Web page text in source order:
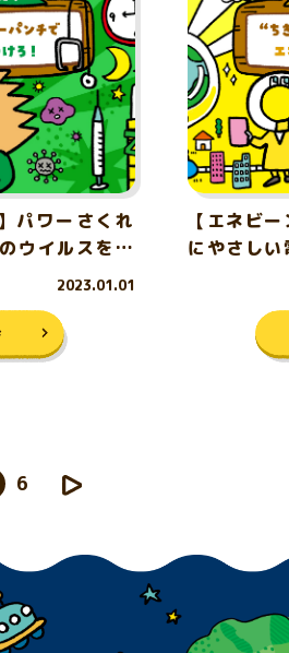
パワーさくれ
ウイルスをや
2023.01.01
【エネビ
にやさし
6